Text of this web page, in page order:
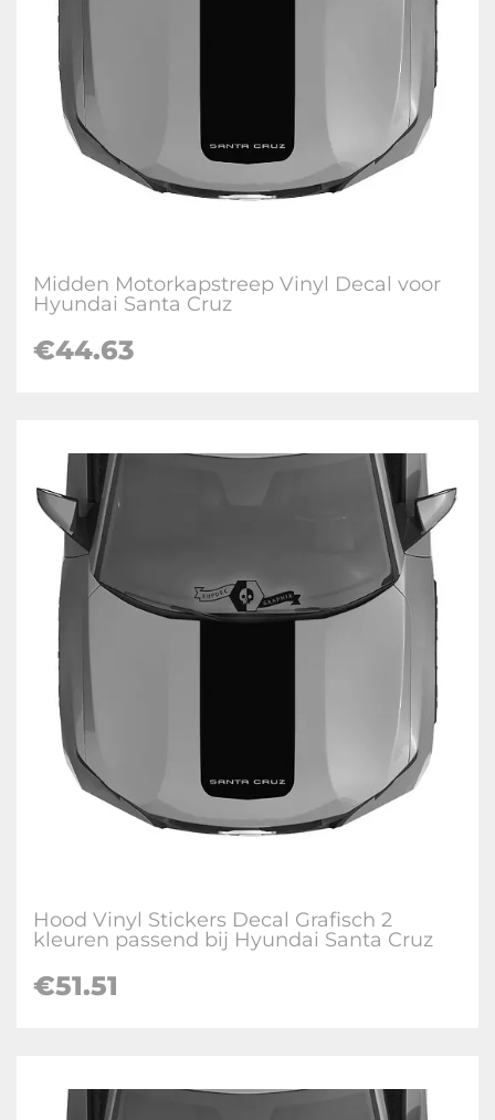
Midden Motorkapstreep Vinyl Decal voor
Hyundai Santa Cruz
€44.63
Hood Vinyl Stickers Decal Grafisch 2
kleuren passend bij Hyundai Santa Cruz
€51.51